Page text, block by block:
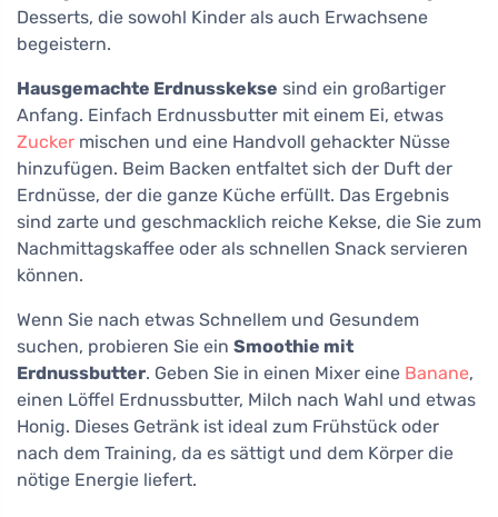
Desserts, die sowohl Kinder als auch Erwachsene
begeistern.
Hausgemachte Erdnusskekse sind ein großartiger
Anfang. Einfach Erdnussbutter mit einem Ei, etwas
Zucker mischen und eine Handvoll gehackter Nüsse
hinzufügen. Beim Backen entfaltet sich der Duft der
Erdnüsse, der die ganze Küche erfüllt. Das Ergebnis
sind zarte und geschmacklich reiche Kekse, die Sie zum
Nachmittagskaffee oder als schnellen Snack servieren
können.
Wenn Sie nach etwas Schnellem und Gesundem
suchen, probieren Sie ein Smoothie mit
Erdnussbutter. Geben Sie in einen Mixer eine Banane,
einen Löffel Erdnussbutter, Milch nach Wahl und etwas
Honig. Dieses Getränk ist ideal zum Frühstück oder
nach dem Training, da es sättigt und dem Körper die
nötige Energie liefert.